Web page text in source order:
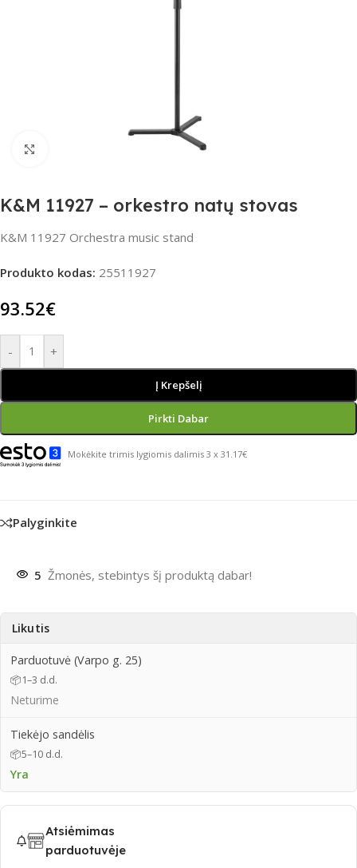
Spustelėkite, jei norite padidinti
K&M 11927 – orkestro natų stovas
K&M 11927 Orchestra music stand
Produkto kodas: 25511927
93.52€
- +
Į Krepšelį
Pirkti Dabar
Mokėkite trimis lygiomis dalimis 3 x 31.17€
Palyginkite
5 Žmonės, stebintys šį produktą dabar!
Likutis
Parduotuvė (Varpo g. 25)
📦1–3 d.d.
Neturime
Tiekėjo sandėlis
📦5–10 d.d.
Yra
Atsiėmimas
parduotuvėje